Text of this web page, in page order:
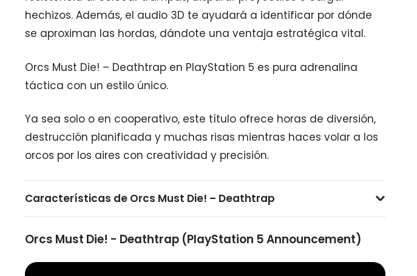
hechizos. Además, el audio 3D te ayudará a identificar por dónde
se aproximan las hordas, dándote una ventaja estratégica vital.
Orcs Must Die! – Deathtrap en PlayStation 5 es pura adrenalina
táctica con un estilo único.
Ya sea solo o en cooperativo, este título ofrece horas de diversión,
destrucción planificada y muchas risas mientras haces volar a los
orcos por los aires con creatividad y precisión.
Características de Orcs Must Die! – Deathtrap
Orcs Must Die! - Deathtrap (PlayStation 5 Announcement)